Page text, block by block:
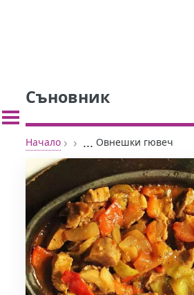
Съновник
Начало › › ... Овнешки гювеч